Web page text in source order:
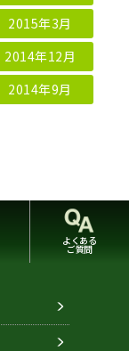
2015年3月
2014年12月
2014年9月
よくある
ご質問